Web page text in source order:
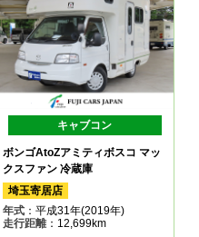
キャブコン
ボンゴAtoZアミティボスコ マッ
クスファン 冷蔵庫
埼玉寄居店
年式：平成31年(2019年)
走行距離：12,699km